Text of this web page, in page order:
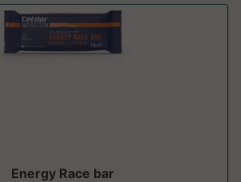
Energy Race bar